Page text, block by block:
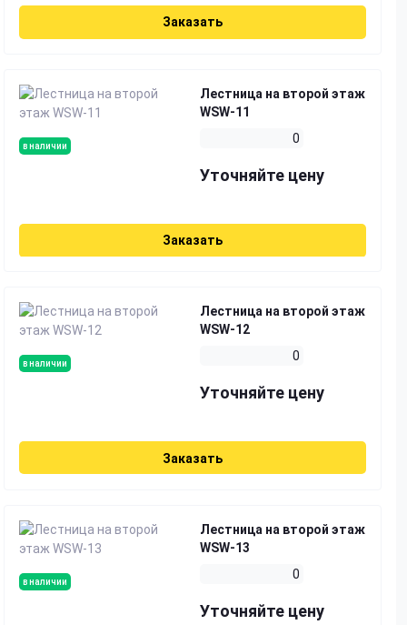
Заказать
в наличии
Лестница на второй этаж
WSW-11
0
Уточняйте цену
Заказать
в наличии
Лестница на второй этаж
WSW-12
0
Уточняйте цену
Заказать
в наличии
Лестница на второй этаж
WSW-13
0
Уточняйте цену